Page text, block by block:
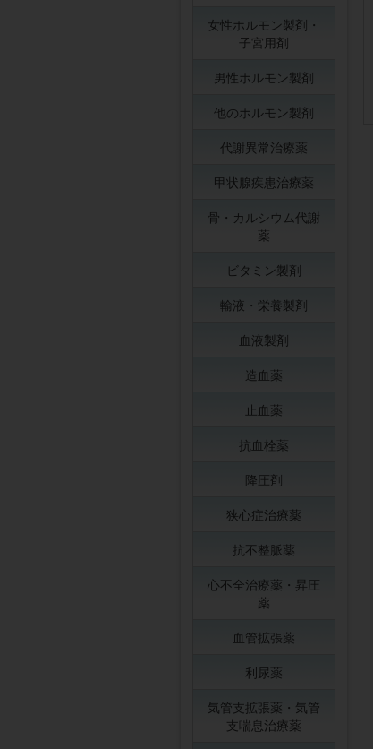
女性ホルモン製剤・
子宮用剤
男性ホルモン製剤
他のホルモン製剤
代謝異常治療薬
甲状腺疾患治療薬
骨・カルシウム代謝
薬
ビタミン製剤
輸液・栄養製剤
血液製剤
造血薬
止血薬
抗血栓薬
降圧剤
狭心症治療薬
抗不整脈薬
心不全治療薬・昇圧
薬
血管拡張薬
利尿薬
気管支拡張薬・気管
支喘息治療薬